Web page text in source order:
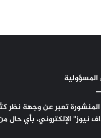
المسؤولية
المنشورة تعبر عن وجهة نظر
نيوز" الإلكتروني، بأي حال